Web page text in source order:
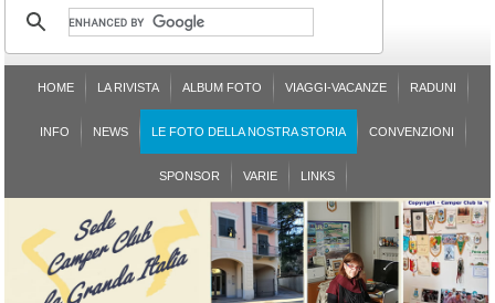
HOME LA RIVISTA ALBUM FOTO VIAGGI-VACANZE RADUNI
INFO NEWS LE FOTO DELLA NOSTRA STORIA CONVENZIONI
SPONSOR VARIE LINKS